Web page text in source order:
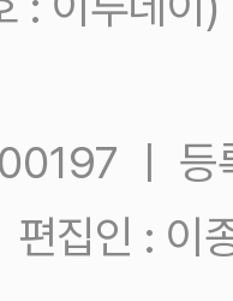
00197 ㅣ
편집인 : 이